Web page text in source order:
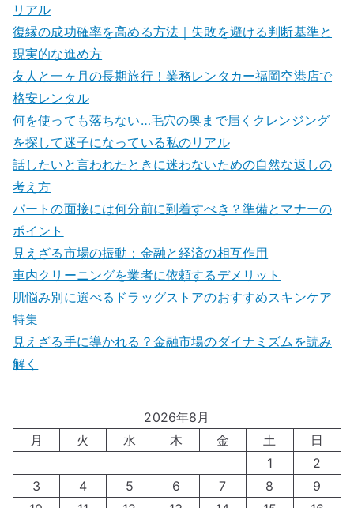
リアル
復縁の成功確率を高める方法｜失敗を避ける判断基準と
現実的な進め方
友人と一ヶ月の長期旅行！業務レンタカー福岡空港店で
格安レンタル
何を使っても落ちない…毛穴の奥まで届くクレンジング
を探して迷子になっている私のリアル
話したいと言われたときに迷わないための自然な返しの
考え方
パートの面接には何分前に到着すべき？準備とマナーの
ポイント
見えざる市場の振動：金融と経済の相互作用
車内クリーニングを業者に依頼するデメリット
肌悩み別に選べるドラッグストアのおすすめスキンケア
特集
見えざる手に導かれる？金融市場のダイナミズムを読み
解く
2026年8月
月
火 水 木 金 土
日
1
2
3
4 5 6 7 8
9